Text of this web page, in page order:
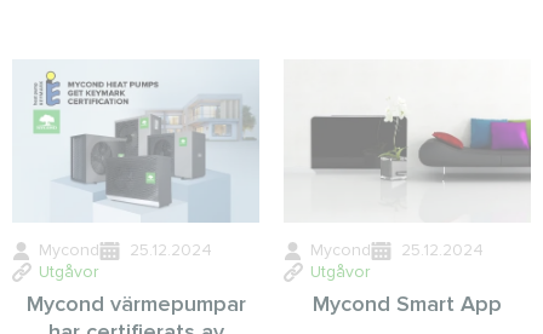
Mycond
25.12.2024
Utgåvor
Mycond värmepumpar
Mycond
25.12.2024
Utgåvor
Mycond Smart App